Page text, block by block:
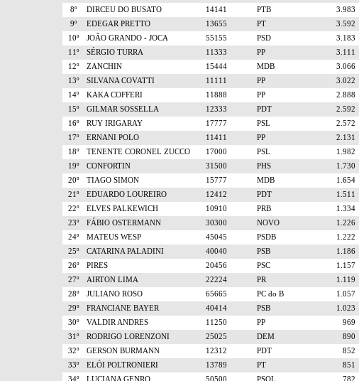
8º
DIRCEU DO BUSATO 14141 PTB 3.983
9º
EDEGAR PRETTO 13655 PT 3.592
10º
JOÃO GRANDO - JOCA 55155 PSD 3.183
11º
SÉRGIO TURRA 11333 PP 3.111
12º
ZANCHIN 15444 MDB 3.066
13º
SILVANA COVATTI 11111 PP 3.022
14º
KAKA COFFERI 11888 PP 2.888
15º
GILMAR SOSSELLA 12333 PDT 2.592
16º
RUY IRIGARAY 17777 PSL 2.572
17º
ERNANI POLO 11411 PP 2.131
18º
TENENTE CORONEL ZUCCO 17000 PSL 1.982
19º
CONFORTIN 31500 PHS 1.730
20º
TIAGO SIMON 15777 MDB 1.654
21º
EDUARDO LOUREIRO 12412 PDT 1.511
22º
ELVES PALKEWICH 10910 PRB 1.334
23º
FÁBIO OSTERMANN 30300 NOVO 1.226
24º
MATEUS WESP 45045 PSDB 1.222
25º
CATARINA PALADINI 40040 PSB 1.186
26º
PIRES 20456 PSC 1.157
27º
AIRTON LIMA 22224 PR 1.119
28º
JULIANO ROSO 65665 PC do B 1.057
29º
FRANCIANE BAYER 40414 PSB 1.023
30º
VALDIR ANDRES 11250 PP 969
31º
RODRIGO LORENZONI 25025 DEM 890
32º
GERSON BURMANN 12312 PDT 852
33º
ELÓI POLTRONIERI 13789 PT 851
34º
LUCIANA GENRO 50500 PSOL 782